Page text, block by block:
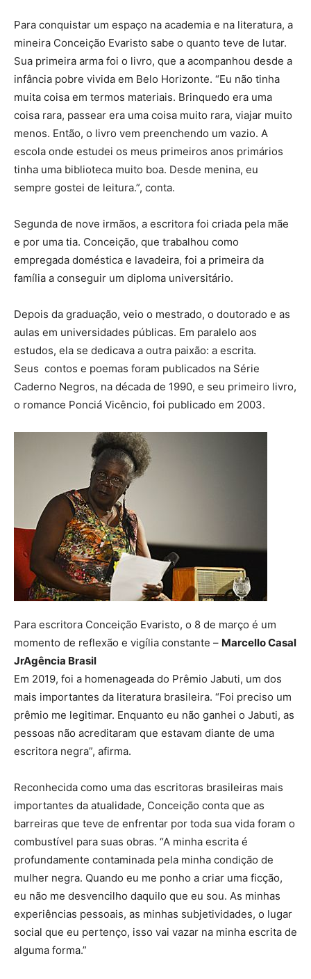
Para conquistar um espaço na academia e na literatura, a
mineira Conceição Evaristo sabe o quanto teve de lutar.
Sua primeira arma foi o livro, que a acompanhou desde a
infância pobre vivida em Belo Horizonte. “Eu não tinha
muita coisa em termos materiais. Brinquedo era uma
coisa rara, passear era uma coisa muito rara, viajar muito
menos. Então, o livro vem preenchendo um vazio. A
escola onde estudei os meus primeiros anos primários
tinha uma biblioteca muito boa. Desde menina, eu
sempre gostei de leitura.”, conta.
Segunda de nove irmãos, a escritora foi criada pela mãe
e por uma tia. Conceição, que trabalhou como
empregada doméstica e lavadeira, foi a primeira da
família a conseguir um diploma universitário.
Depois da graduação, veio o mestrado, o doutorado e as
aulas em universidades públicas. Em paralelo aos
estudos, ela se dedicava a outra paixão: a escrita.
Seus contos e poemas foram publicados na Série
Caderno Negros, na década de 1990, e seu primeiro livro,
o romance Ponciá Vicêncio, foi publicado em 2003.
Para escritora Conceição Evaristo, o 8 de março é um
momento de reflexão e vigília constante – Marcello Casal
JrAgência Brasil
Em 2019, foi a homenageada do Prêmio Jabuti, um dos
mais importantes da literatura brasileira. “Foi preciso um
prêmio me legitimar. Enquanto eu não ganhei o Jabuti, as
pessoas não acreditaram que estavam diante de uma
escritora negra”, afirma.
Reconhecida como uma das escritoras brasileiras mais
importantes da atualidade, Conceição conta que as
barreiras que teve de enfrentar por toda sua vida foram o
combustível para suas obras. “A minha escrita é
profundamente contaminada pela minha condição de
mulher negra. Quando eu me ponho a criar uma ficção,
eu não me desvencilho daquilo que eu sou. As minhas
experiências pessoais, as minhas subjetividades, o lugar
social que eu pertenço, isso vai vazar na minha escrita de
alguma forma.”